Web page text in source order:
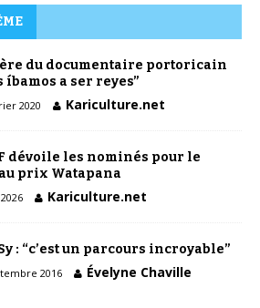
du documentaire portoricain
íbamos a ser reyes”
2020 Kariculture.net
dévoile les nominés pour le
prix Watapana
Kariculture.net
: “c’est un parcours incroyable”
2016 Évelyne Chaville